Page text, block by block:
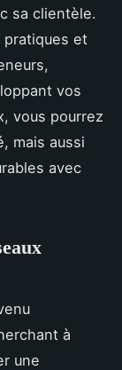
sa clientèle.
et
vos
vous pourrez
mais aussi
avec
à
une